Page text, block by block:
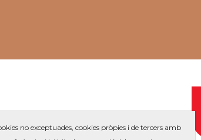
no exceptuades, cookies pròpies i de tercers amb